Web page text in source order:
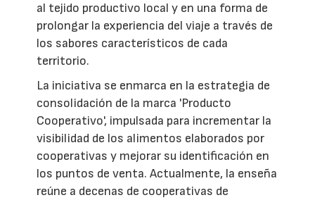
al tejido productivo local y en una forma de
prolongar la experiencia del viaje a través de
los sabores característicos de cada
territorio.
La iniciativa se enmarca en la estrategia de
consolidación de la marca 'Producto
Cooperativo', impulsada para incrementar la
visibilidad de los alimentos elaborados por
cooperativas y mejorar su identificación en
los puntos de venta. Actualmente, la enseña
reúne a decenas de cooperativas de